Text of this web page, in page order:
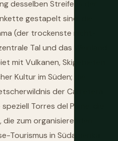
desselben Streifens der
gestapelt sind: die
(der trockenste nicht-
Tal und das Weinland
mit Vulkanen, Skigebieten
Kultur im Süden; die
der Carretera
Torres del Paine, die
zum organisierenden
Tourismus in Südamerika